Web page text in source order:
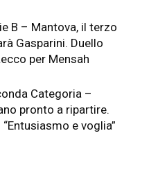
B – Mantova, il terzo
Gasparini. Duello
per Mensah
Categoria –
pronto a ripartire.
e voglia”